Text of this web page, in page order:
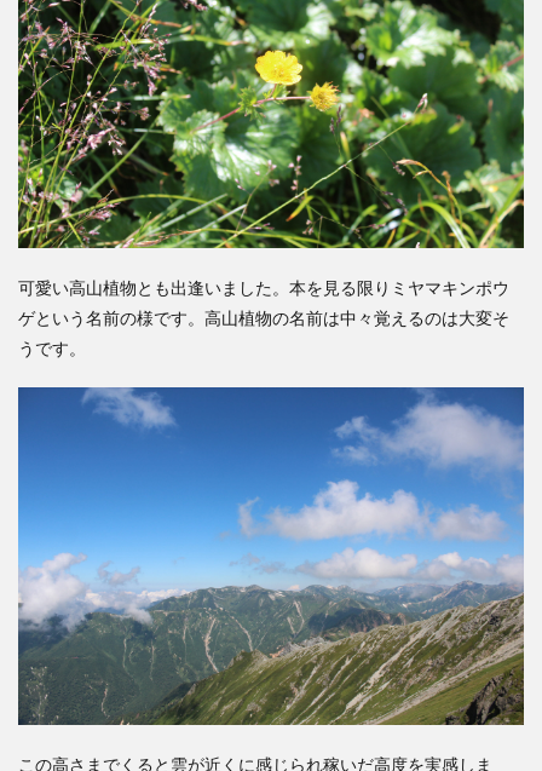
可愛い高山植物とも出逢いました。本を見る限りミヤマキンポウ
ゲという名前の様です。高山植物の名前は中々覚えるのは大変そ
うです。
この高さまでくると雲が近くに感じられ稼いだ高度を実感しま